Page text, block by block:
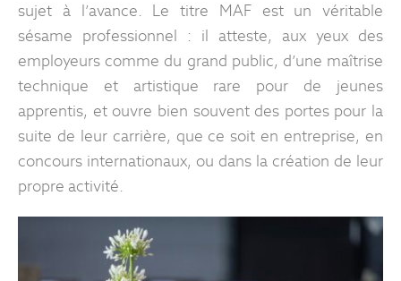
sujet à l’avance. Le titre MAF est un véritable
sésame professionnel : il atteste, aux yeux des
employeurs comme du grand public, d’une maîtrise
technique et artistique rare pour de jeunes
apprentis, et ouvre bien souvent des portes pour la
suite de leur carrière, que ce soit en entreprise, en
concours internationaux, ou dans la création de leur
propre activité.